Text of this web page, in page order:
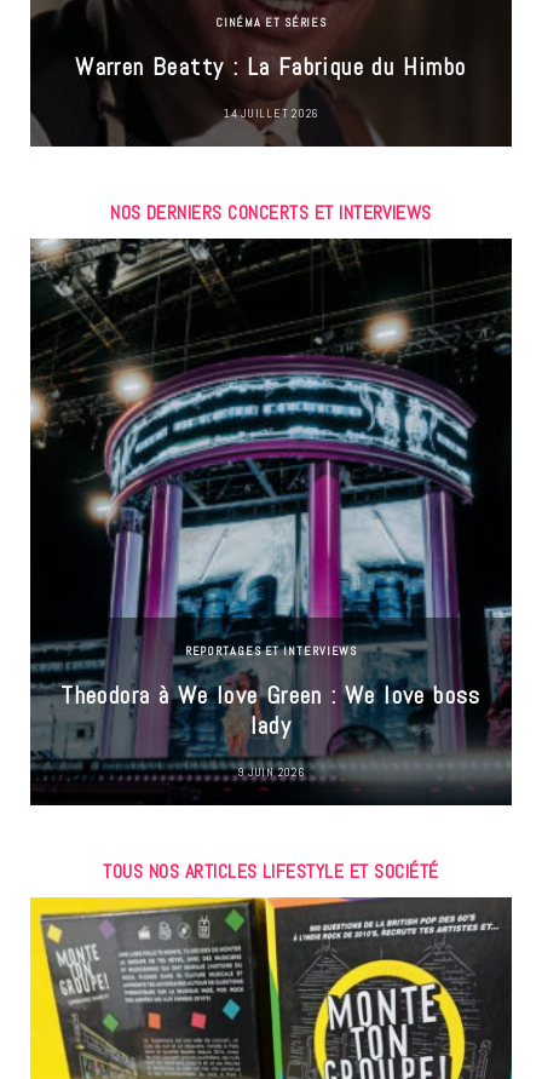
CINÉMA ET SÉRIES
Warren Beatty : La Fabrique du Himbo
14 JUILLET 2026
NOS DERNIERS CONCERTS ET INTERVIEWS
REPORTAGES ET INTERVIEWS
Theodora à We love Green : We love boss
lady
9 JUIN 2026
TOUS NOS ARTICLES LIFESTYLE ET SOCIÉTÉ